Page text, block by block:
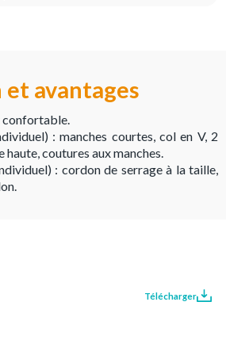
avantages
: manches courtes, col en V, 2
haute, coutures aux manches.
: cordon de serrage à la taille,
Télécharger